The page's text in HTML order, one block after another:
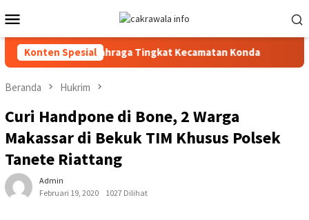
ke
kontenMobile
Konten Spesial
Pekan Olahraga Tingkat Kecamatan Konda
Beranda Hukrim
Curi Handpone di Bone, 2 Warga
Makassar di Bekuk TIM Khusus Polsek
Tanete Riattang
Admin
Februari 19, 2020
1027 Dilihat